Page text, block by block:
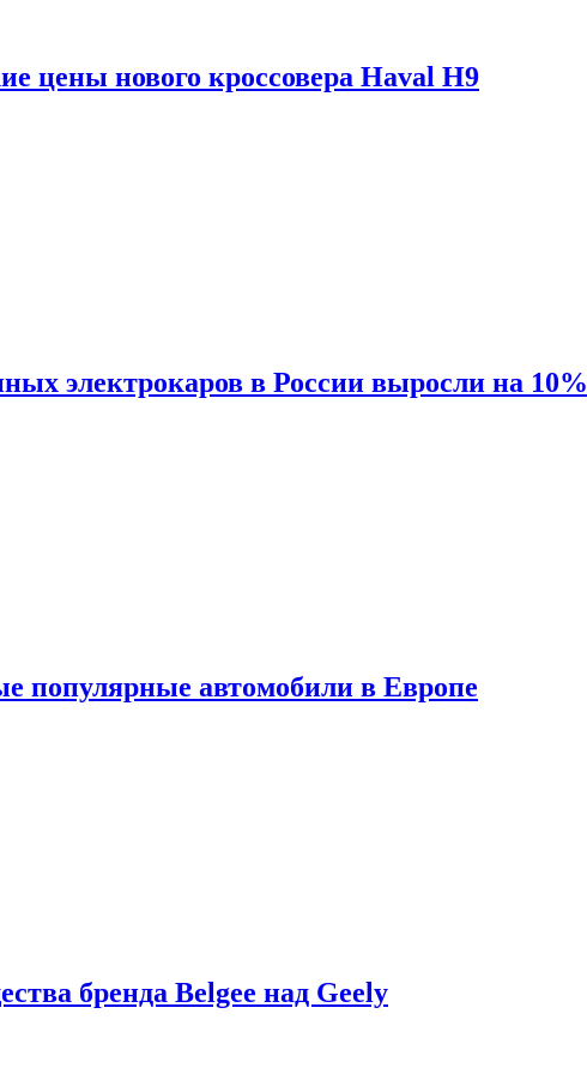
цены нового кроссовера Haval H9
электрокаров в России выросли на 10%
популярные автомобили в Европе
бренда Belgee над Geely